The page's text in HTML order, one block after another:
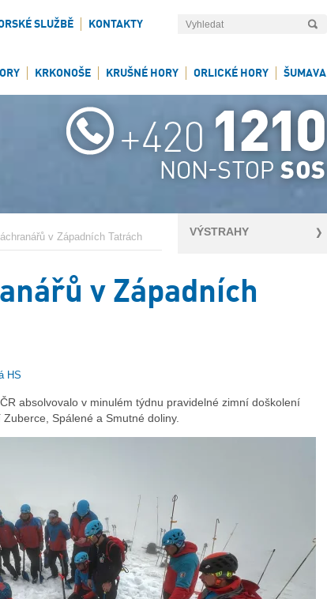
SLUŽBĚ KONTAKTY
KRKONOŠE KRUŠNÉ HORY ORLICKÉ HORY ŠUMAVA
VÝSTRAHY
v Západních Tatrách
v Západních
HS
absolvovalo v minulém týdnu pravidelné zimní doškolení
Spálené a Smutné doliny.